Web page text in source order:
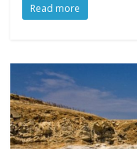
Read more